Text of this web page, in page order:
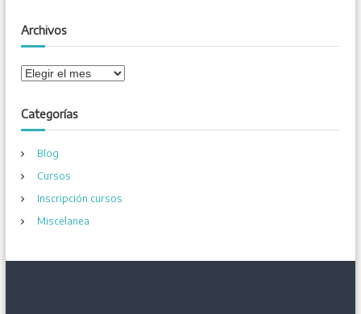
n
d
e
e
n
t
r
Archivos
A
h
v
o
Categorías
Blog
Cursos
Inscripción cursos
Miscelanea